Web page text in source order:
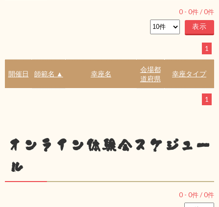
0 - 0件 /0件
1
開催日 師範名 ▲ 幸座名
会場都
道府県
幸座タイプ
1
オンライン体験会スケジュー
ル
0 - 0件 /0件